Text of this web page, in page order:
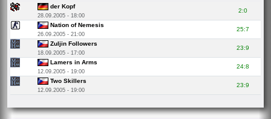
der Kopf
28.09.2005 - 18:00
2:0
Nation of Nemesis
26.09.2005 - 21:00
25:7
Zuljin Followers
18.09.2005 - 17:00
23:9
Lamers in Arms
12.09.2005 - 19:00
24:8
Two Skillers
12.09.2005 - 19:00
23:9